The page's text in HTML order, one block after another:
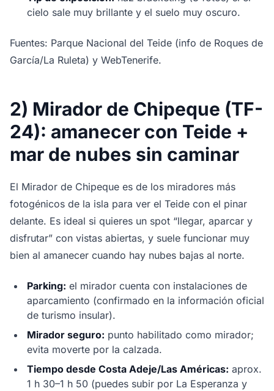
cielo sale muy brillante y el suelo muy oscuro.
Fuentes: Parque Nacional del Teide (info de Roques de
García/La Ruleta) y WebTenerife.
2) Mirador de Chipeque (TF-
24): amanecer con Teide +
mar de nubes sin caminar
El Mirador de Chipeque es de los miradores más
fotogénicos de la isla para ver el Teide con el pinar
delante. Es ideal si quieres un spot “llegar, aparcar y
disfrutar” con vistas abiertas, y suele funcionar muy
bien al amanecer cuando hay nubes bajas al norte.
Parking: el mirador cuenta con instalaciones de
aparcamiento (confirmado en la información oficial
de turismo insular).
Mirador seguro: punto habilitado como mirador;
evita moverte por la calzada.
Tiempo desde Costa Adeje/Las Américas: aprox.
1 h 30–1 h 50 (puedes subir por La Esperanza y